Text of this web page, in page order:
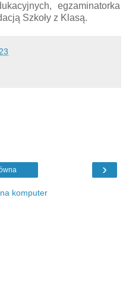
egzaminatorka
Szkoły z Klasą.
›
komputer